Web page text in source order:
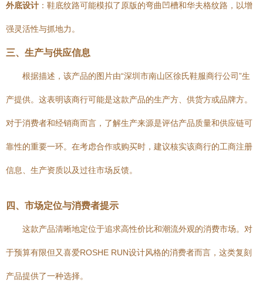
外底设计 ：鞋底纹路可能模拟了原版的弯曲凹槽和华夫格纹路，以增
强灵活性与抓地力。
三、生产与供应信息
根据描述，该产品的图片由“深圳市南山区徐氏鞋服商行公司”生
产提供。这表明该商行可能是这款产品的生产方、供货方或品牌方。
对于消费者和经销商而言，了解生产来源是评估产品质量和供应链可
靠性的重要一环。在考虑合作或购买时，建议核实该商行的工商注册
信息、生产资质以及过往市场反馈。
四、市场定位与消费者提示
这款产品清晰地定位于追求高性价比和潮流外观的消费市场。对
于预算有限但又喜爱ROSHE RUN设计风格的消费者而言，这类复刻
产品提供了一种选择。